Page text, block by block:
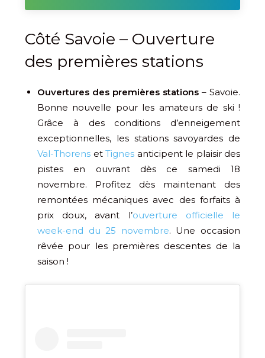
Côté Savoie – Ouverture
des premières stations
Ouvertures des premières stations – Savoie.
Bonne nouvelle pour les amateurs de ski !
Grâce à des conditions d’enneigement
exceptionnelles, les stations savoyardes de
Val-Thorens et Tignes anticipent le plaisir des
pistes en ouvrant dès ce samedi 18
novembre. Profitez dès maintenant des
remontées mécaniques avec des forfaits à
prix doux, avant l’ouverture officielle le
week-end du 25 novembre. Une occasion
rêvée pour les premières descentes de la
saison !